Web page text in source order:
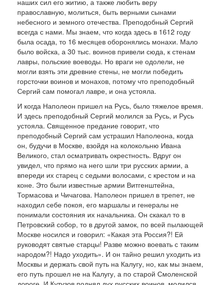
наших сил его житию, а также любить веру
православную, молиться, быть вер­ными сынами
небесного и земного отечества. Пре­подобный Сергий
всегда с нами. Мы знаем, что когда здесь в 1612 году
была осада, то 16 месяцев оборонялись монахи. Мало
было войска, а 30 ты­с. воинов привели сюда, к стенам
лав­ры, польские воеводы. Но враги не одолели, не
могли взять эти древние стены, не могли победить
горсточки вои­нов и монахов, потому что преподобный
Сергий сам помогал лавре, и она устояла.
И когда Наполеон пришел на Русь, было тяжелое время.
И здесь преподобный Сергий молился за Русь, и Русь
устояла. Священное преда­ние говорит, что
преподобный Сергий сам устрашил Напо­леона, когда
он, будучи в Москве, взойдя на коло­кольню Ивана
Великого, стал осматривать окрест­ность. Вдруг он
увидел, что прямо на него шли три русских армии, а
впереди их старец с седыми волосами, с крестом и на
коне. Это были извест­ные армии Витгенштейна,
Тормасова и Чичагова. Наполеон пришел в трепет, не
находил себе покоя, его маршалы и генералы не
понимали состояния их начальника. Он скакал то в
Петровский собор, то в другой замок, по всей пылающей
Москве носился и говорил: «Какая эта Россия?! Ей
руководят святые старцы! Разве можно воевать с таким
народом?! Надо уходить». И он тайно решил ухо­дить из
Москвы и держать свой путь на Калугу, но, как мы знаем,
его путь прошел не на Калугу, а по старой Смоленской